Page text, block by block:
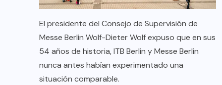
El presidente del Consejo de Supervisión de
Messe Berlin Wolf-Dieter Wolf expuso que en sus
54 años de historia, ITB Berlin y Messe Berlin
nunca antes habían experimentado una
situación comparable.